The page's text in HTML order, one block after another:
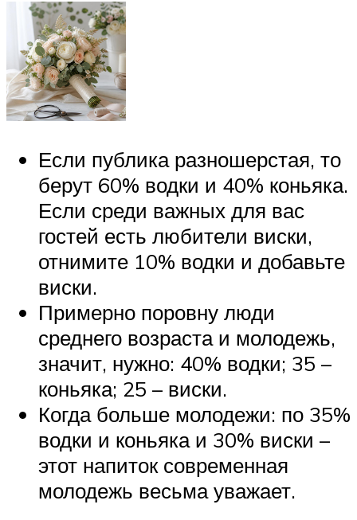
Если публика разношерстая, то
берут 60% водки и 40% коньяка.
Если среди важных для вас
гостей есть любители виски,
отнимите 10% водки и добавьте
виски.
Примерно поровну люди
среднего возраста и молодежь,
значит, нужно: 40% водки; 35 –
коньяка; 25 – виски.
Когда больше молодежи: по 35%
водки и коньяка и 30% виски –
этот напиток современная
молодежь весьма уважает.